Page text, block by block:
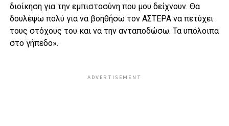
διοίκηση για την εμπιστοσύνη που μου δείχνουν. Θα
δουλέψω πολύ για να βοηθήσω τον ΑΣΤΕΡΑ να πετύχει
τους στόχους του και να την ανταποδώσω. Τα υπόλοιπα
στο γήπεδο».
ADVERTISEMENT